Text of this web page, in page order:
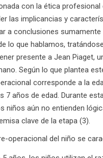
con la ética
las implicancias y
a conclusiones
lo que hablamos,
presente a Jean Piaget,
Según lo que plantea
corresponde a la
7 años de edad. Durante
niños aún no entienden
clave de la etapa (3).
operacional del niño se